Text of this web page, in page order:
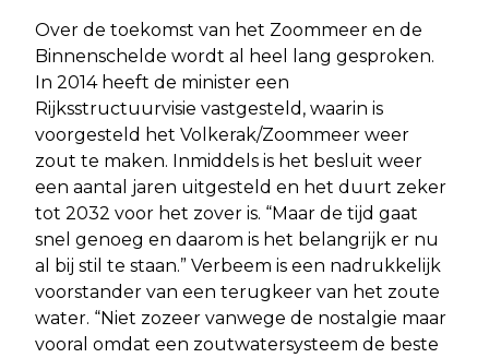
Over de toekomst van het Zoommeer en de
Binnenschelde wordt al heel lang gesproken.
In 2014 heeft de minister een
Rijksstructuurvisie vastgesteld, waarin is
voorgesteld het Volkerak/Zoommeer weer
zout te maken. Inmiddels is het besluit weer
een aantal jaren uitgesteld en het duurt zeker
tot 2032 voor het zover is. “Maar de tijd gaat
snel genoeg en daarom is het belangrijk er nu
al bij stil te staan.” Verbeem is een nadrukkelijk
voorstander van een terugkeer van het zoute
water. “Niet zozeer vanwege de nostalgie maar
vooral omdat een zoutwatersysteem de beste